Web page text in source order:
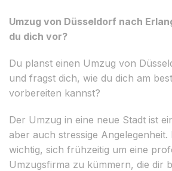
Umzug von Düsseldorf nach
du dich vor?
Du planst einen Umzug von
und fragst dich, wie du dich am
vorbereiten kannst?
Der Umzug in eine neue Stadt ist
aber auch stressige Angelegenheit.
wichtig, sich frühzeitig um eine
Umzugsfirma zu kümmern, die dir